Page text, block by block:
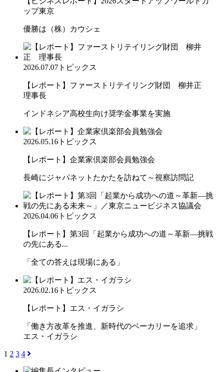
ップ東京
優勝は（株）カウシェ
2026.07.07 トピックス
【レポート】ファーストリテイリング財団 柳井正
理事長
インドネシア高校生向け奨学金事業を実施
2026.05.16 トピックス
【レポート】企業家倶楽部会員勉強会
長崎にジャパネットたかたを訪ねて～視察訪問記
2026.04.06 トピックス
【レポート】第3回「起業から成功への道～革新―挑戦
の先にある...
「全ての答えは現場にある」
2026.02.16 トピックス
【レポート】エス・イガラシ
「働き方改革を推進、新時代のベーカリーを追求」
エス・イガラシ
1 2 3 4